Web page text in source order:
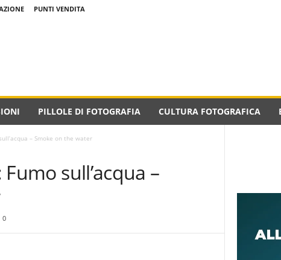
PUNTI VENDITA
PILLOLE DI FOTOGRAFIA CULTURA FOTOGRAFICA
– Smoke on the water
sull’acqua –
0